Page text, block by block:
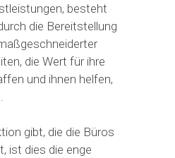
besteht
die Bereitstellung
die Wert für ihre
und ihnen helfen,
gibt, die die Büros
ist dies die enge